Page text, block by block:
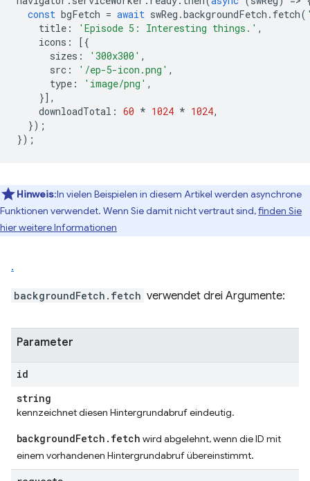
const bgFetch = await swReg .backgroundFetch . fetch(
title : 'Episode 5: Interesting things.' ,
icons :
[{
sizes : '300x300' ,
src : '/ep-5-icon.png' ,
type : 'image/png' ,
}],
downloadTotal : 60 * 1024 * 1024,
});
});
Hinweis:In vielen Beispielen in diesem Artikel werden asynchrone
Funktionen verwendet. Wenn Sie damit nicht vertraut sind,finden Sie
hier weitere Informationen
.
backgroundFetch.fetch verwendet drei Argumente:
Parameter
id
string
kennzeichnet diesen Hintergrundabruf eindeutig.
backgroundFetch.fetch wird abgelehnt, wenn die ID mit
einem vorhandenen Hintergrundabruf übereinstimmt.